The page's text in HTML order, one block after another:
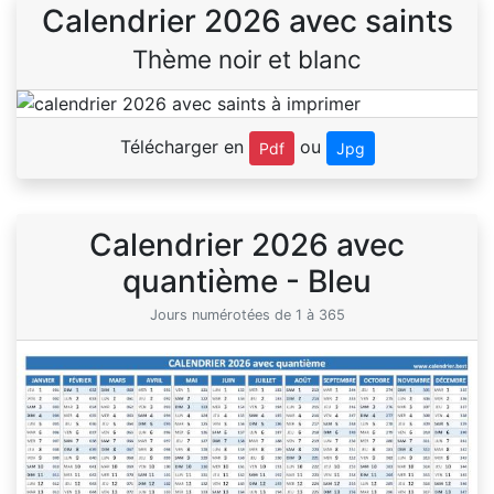
Calendrier 2026 avec saints
Thème noir et blanc
Télécharger en Pdf ou Jpg
Calendrier 2026 avec
quantième - Bleu
Jours numérotées de 1 à 365